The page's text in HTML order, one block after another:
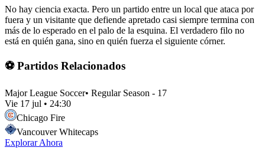
No hay ciencia exacta. Pero un partido entre un local que ataca por
fuera y un visitante que defiende apretado casi siempre termina con
más de lo esperado en el palo de la esquina. El verdadero filo no
está en quién gana, sino en quién fuerza el siguiente córner.
⚽ Partidos Relacionados
Major League Soccer• Regular Season - 17
Vie 17 jul • 24:30
Chicago Fire
Vancouver Whitecaps
Explorar Ahora